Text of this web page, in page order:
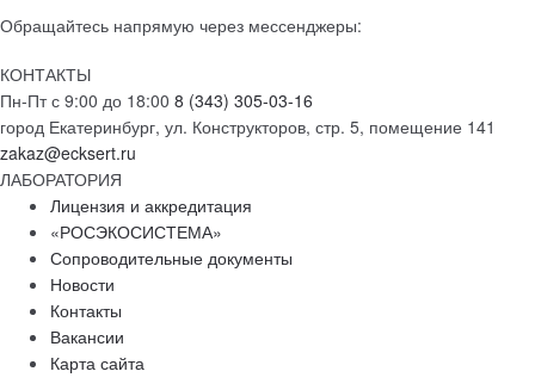
Обращайтесь напрямую через мессенджеры:
КОНТАКТЫ
Пн-Пт с 9:00 до 18:00 8 (343) 305-03-16
город Екатеринбург, ул. Конструкторов, стр. 5, помещение 141
zakaz@ecksert.ru
ЛАБОРАТОРИЯ
Лицензия и аккредитация
«РОСЭКОСИСТЕМА»
Сопроводительные документы
Новости
Контакты
Вакансии
Карта сайта